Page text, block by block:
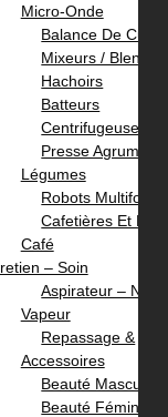
Micro-Onde
Balance De
Mixeurs / Blenders
Hachoirs
Batteurs
Centrifugeuses
Presse Agrumes /
Légumes
Robots
Cafetières Et
Café
– Soin
Aspirateur –
Vapeur
Repassage &
Accessoires
Beauté Masculine
Beauté Féminine